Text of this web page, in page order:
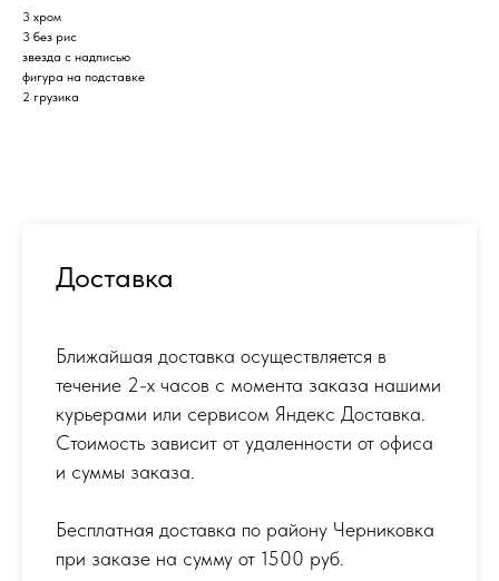
3 хром
3 без рис
звезда с надписью
фигура на подставке
2 грузика
Доставка
Ближайшая доставка осуществляется в
течение 2-х часов с момента заказа нашими
курьерами или сервисом Яндекс Доставка.
Стоимость зависит от удаленности от офиса
и суммы заказа.
Бесплатная доставка по району Черниковка
при заказе на сумму от 1500 руб.